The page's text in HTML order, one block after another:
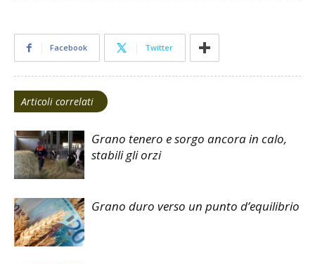
Facebook Twitter
Articoli correlati
Grano tenero e sorgo ancora in calo,
stabili gli orzi
Grano duro verso un punto d’equilibrio